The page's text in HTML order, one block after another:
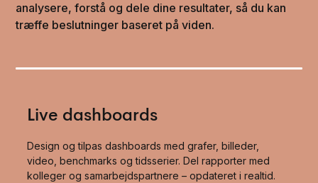
analysere, forstå og dele dine resultater, så du kan
træffe beslutninger baseret på viden.
Live dashboards
Design og tilpas dashboards med grafer, billeder,
video, benchmarks og tidsserier. Del rapporter med
kolleger og samarbejdspartnere – opdateret i realtid.